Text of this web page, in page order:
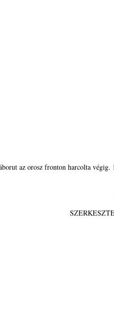
az orosz fronton harcolta